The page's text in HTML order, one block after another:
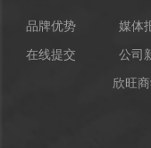
品牌优势
在线提交
媒体
公司
欣旺